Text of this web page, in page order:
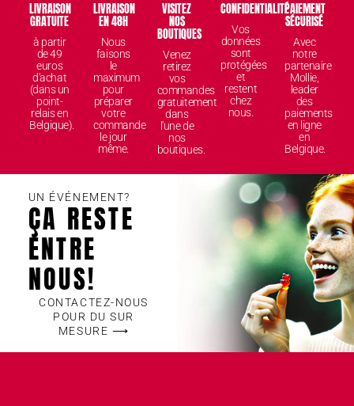
LIVRAISON
GRATUITE
à partir
de 49
euros
d'achat
(dans un
point-
relais en
Belgique).
LIVRAISON
EN 48H
Nous
faisons
le
maximum
pour
préparer
votre
commande
le jour
même.
VISITEZ
NOS
BOUTIQUES
Venez
retirez
vos
commandes
gratuitement
dans
l'une de
nos
boutiques.
CONFIDENTIALITÉ
Vos
données
sont
protégées
et
restent
chez
nous.
PAIEMENT
SÉCURISÉ
Avec
notre
partenaire
Mollie,
leader
des
paiements
en ligne
en
Belgique.
UN ÉVÉNEMENT?
ÇA RESTE
ENTRE
NOUS!
CONTACTEZ-NOUS
POUR DU SUR
MESURE ⟶